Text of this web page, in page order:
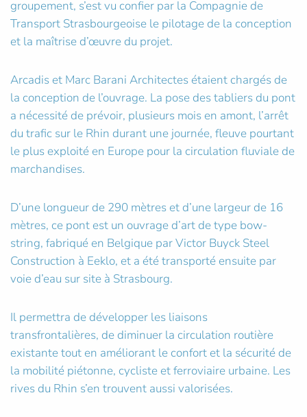
groupement, s’est vu confier par la Compagnie de
Transport Strasbourgeoise le pilotage de la conception
et la maîtrise d’œuvre du projet.
Arcadis et Marc Barani Architectes étaient chargés de
la conception de l’ouvrage. La pose des tabliers du pont
a nécessité de prévoir, plusieurs mois en amont, l’arrêt
du trafic sur le Rhin durant une journée, fleuve pourtant
le plus exploité en Europe pour la circulation fluviale de
marchandises.
D’une longueur de 290 mètres et d’une largeur de 16
mètres, ce pont est un ouvrage d’art de type bow-
string, fabriqué en Belgique par Victor Buyck Steel
Construction à Eeklo, et a été transporté ensuite par
voie d’eau sur site à Strasbourg.
Il permettra de développer les liaisons
transfrontalières, de diminuer la circulation routière
existante tout en améliorant le confort et la sécurité de
la mobilité piétonne, cycliste et ferroviaire urbaine. Les
rives du Rhin s’en trouvent aussi valorisées.